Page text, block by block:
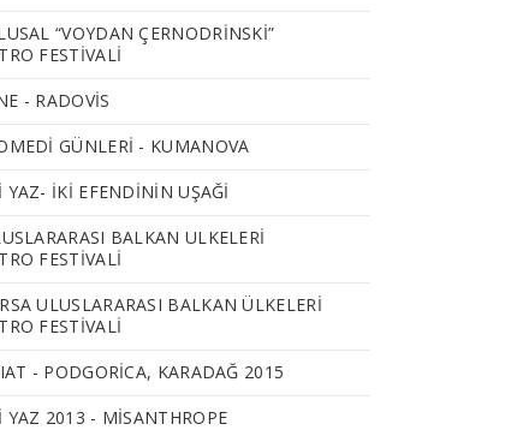
“VOYDAN ÇERNODRINSKI”
FESTIVALI
- RADOVIS
GÜNLERİ - KUMANOVA
YAZ- İKİ EFENDİNİN UŞAĞI
BALKAN ULKELERI
FESTIVALI
ULUSLARARASI BALKAN ÜLKELERİ
FESTİVALİ
- PODGORICA, KARADAĞ 2015
YAZ 2013 - MISANTHROPE